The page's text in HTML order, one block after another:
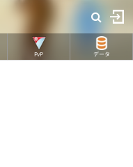
PvP データ